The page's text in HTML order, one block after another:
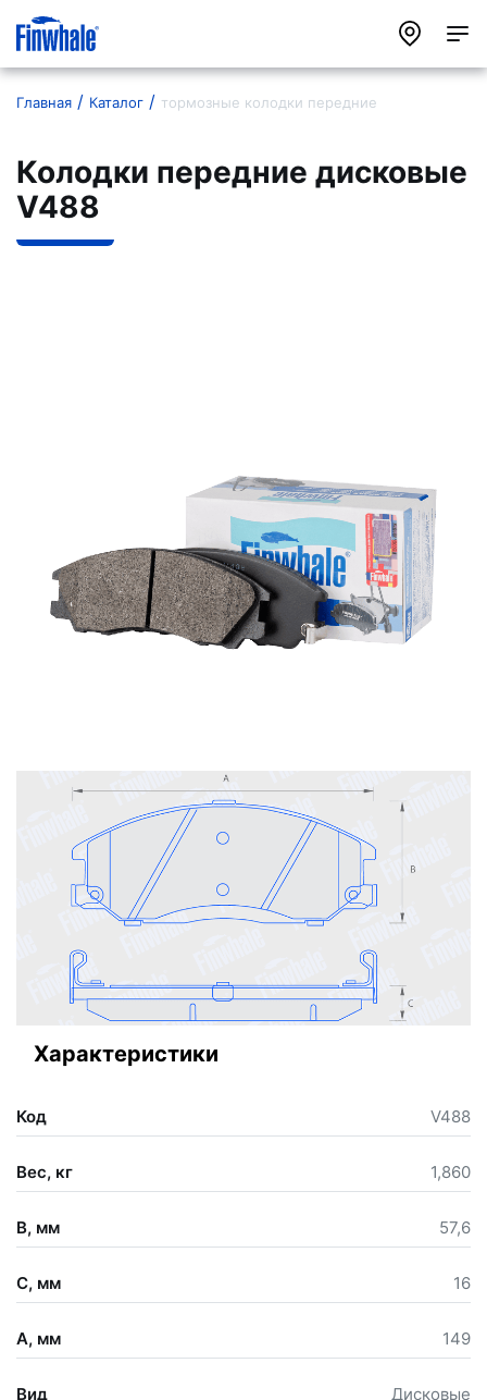
Главная Каталог тормозные колодки передние
Колодки передние дисковые
V488
Характеристики
Код V488
Вес, кг 1,860
B, мм 57,6
C, мм 16
A, мм 149
Вид Дисковые